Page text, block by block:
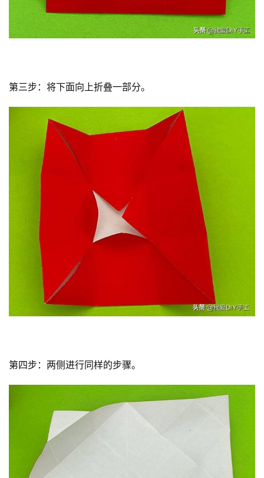
第三步：将下面向上折叠一部分。
第四步：两侧进行同样的步骤。